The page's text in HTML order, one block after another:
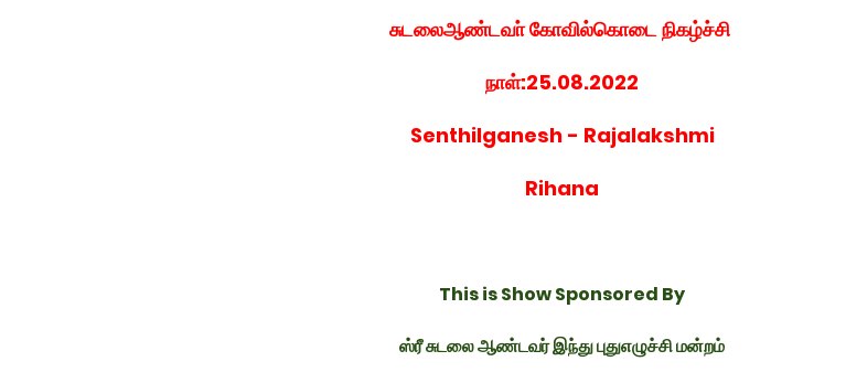
சுடலைஆண்டவா் கோவில்கொடை நிகழ்ச்சி
நாள்:25.08.2022
Senthilganesh - Rajalakshmi
Rihana
This is Show Sponsored By
ஸ்ரீ சுடலை ஆண்டவர் இந்து புதுஎழுச்சி மன்றம்